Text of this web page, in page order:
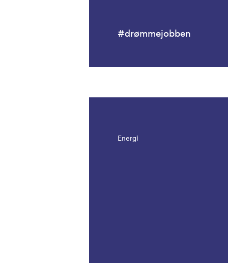
#drømmejobben
Energi